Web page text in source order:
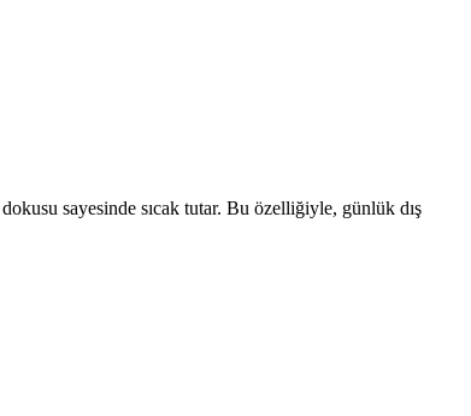
sayesinde sıcak tutar. Bu özelliğiyle, günlük dış